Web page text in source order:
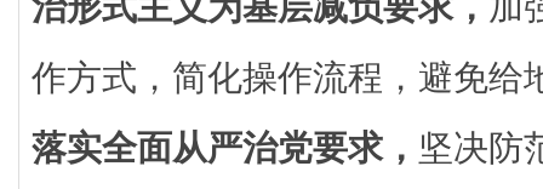
作方式，简化操作流程，避免给
落实全面从严治党要求， 坚决防